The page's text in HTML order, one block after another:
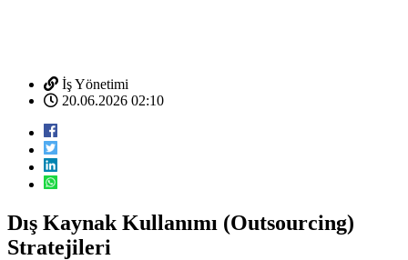
İş Yönetimi
20.06.2026 02:10
Dış Kaynak Kullanımı (Outsourcing)
Stratejileri